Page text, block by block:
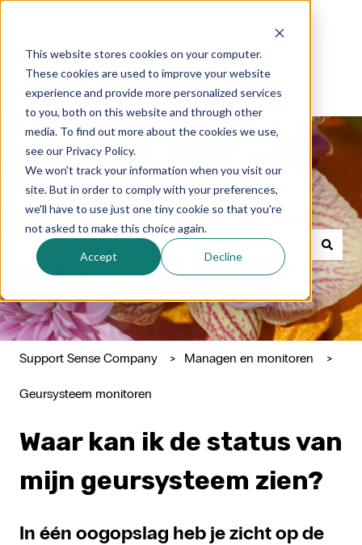
This website stores cookies on your computer.
These cookies are used to improve your website
experience and provide more personalized services
to you, both on this website and through other
media. To find out more about the cookies we use,
see our Privacy Policy.
We won't track your information when you visit our
site. But in order to comply with your preferences,
we'll have to use just one tiny cookie so that you're
not asked to make this choice again.
Accept Decline
Waar kunnen we je mee helpen?
Er zijn geen suggesties want het zoekveld is leeg.
Support Sense Company Managen en monitoren
Geursysteem monitoren
Waar kan ik de status van
mijn geursysteem zien?
In één oogopslag heb je zicht op de